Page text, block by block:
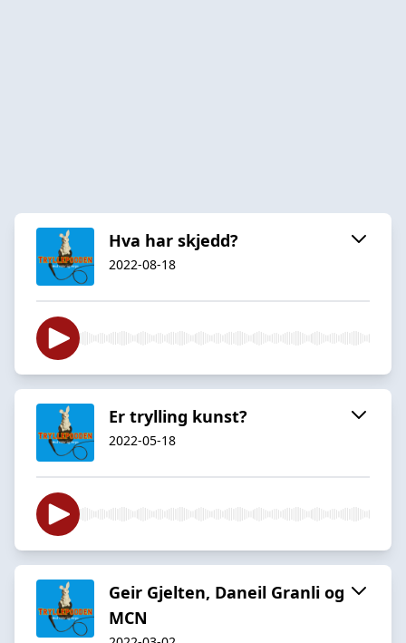
Hva har skjedd?
2022-08-18
Er trylling kunst?
2022-05-18
Geir Gjelten, Daneil Granli og
MCN